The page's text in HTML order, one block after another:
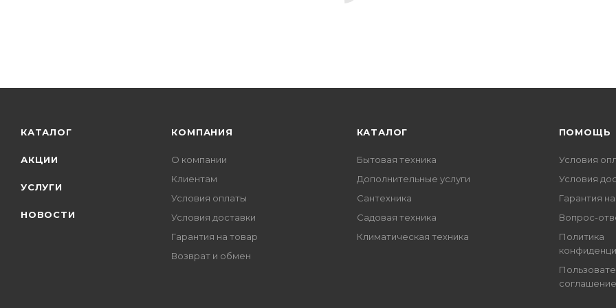
КАТАЛОГ
АКЦИИ
УСЛУГИ
НОВОСТИ
КОМПАНИЯ
О компании
Клиентам
Условия оплаты
Условия доставки
Гарантия на товар
Возврат и обмен
КАТАЛОГ
Бытовая техника
Дополнительные услуги
Сантехника
Садовая техника
Климатическая техника
ПОМОЩЬ
Условия
Условия
Гарантия
Вопрос-
Политика
соглашение